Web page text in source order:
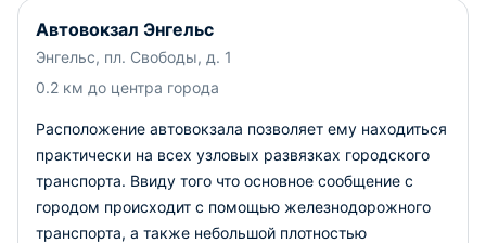
Автовокзал Энгельс
Энгельс, пл. Свободы, д. 1
0.2 км до центра города
Расположение автовокзала позволяет ему находиться
практически на всех узловых развязках городского
транспорта. Ввиду того что основное сообщение с
городом происходит с помощью железнодорожного
транспорта, а также небольшой плотностью